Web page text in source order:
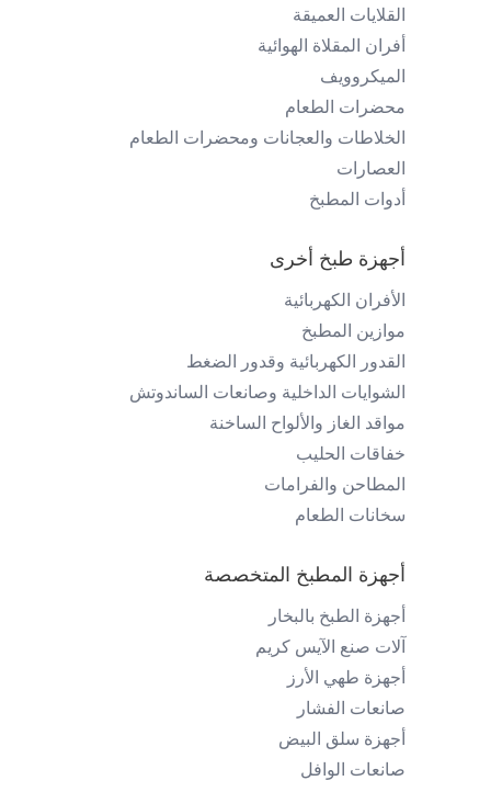
القلايات العميقة
أفران المقلاة الهوائية
الميكروويف
محضرات الطعام
الخلاطات والعجانات ومحضرات الطعام
العصارات
أدوات المطبخ
أجهزة طبخ أخرى
الأفران الكهربائية
موازين المطبخ
القدور الكهربائية وقدور الضغط
الشوايات الداخلية وصانعات الساندوتش
مواقد الغاز والألواح الساخنة
خفاقات الحليب
المطاحن والفرامات
سخانات الطعام
أجهزة المطبخ المتخصصة
أجهزة الطبخ بالبخار
آلات صنع الآيس كريم
أجهزة طهي الأرز
صانعات الفشار
أجهزة سلق البيض
صانعات الوافل